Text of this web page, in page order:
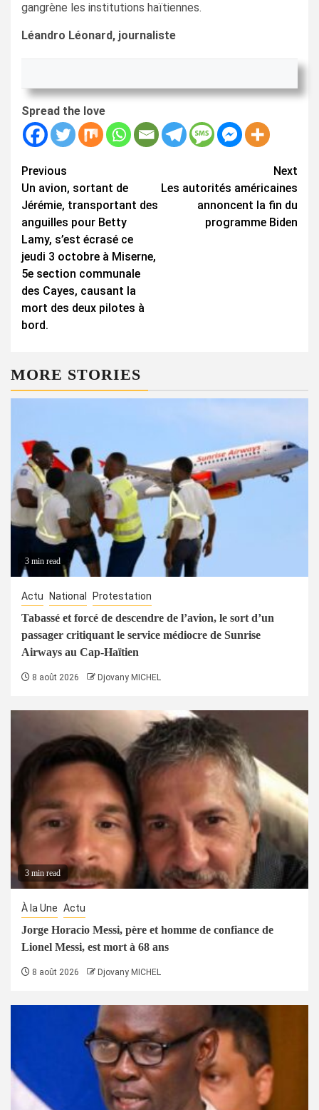
gangrène les institutions haïtiennes.
Léandro Léonard, journaliste
Spread the love
Continue
Reading
Previous
Un avion, sortant de
Jérémie, transportant des
anguilles pour Betty
Lamy, s’est écrasé ce
jeudi 3 octobre à Miserne,
5e section communale
des Cayes, causant la
mort des deux pilotes à
bord.
Next
Les autorités américaines
annoncent la fin du
programme Biden
MORE STORIES
3 min read
Actu National Protestation
Tabassé et forcé de descendre de l’avion, le sort d’un
passager critiquant le service médiocre de Sunrise
Airways au Cap-Haïtien
8 août 2026 Djovany MICHEL
3 min read
À la Une Actu
Jorge Horacio Messi, père et homme de confiance de
Lionel Messi, est mort à 68 ans
8 août 2026 Djovany MICHEL